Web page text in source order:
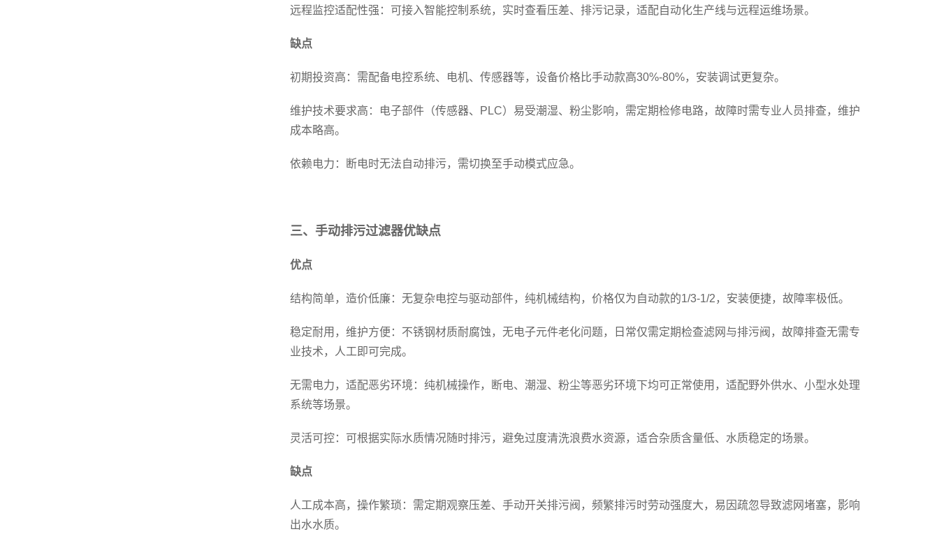
远程监控适配性强：可接入智能控制系统，实时查看压差、排污记录，适配自动化生产线与远程运维场景。
缺点
初期投资高：需配备电控系统、电机、传感器等，设备价格比手动款高30%-80%，安装调试更复杂。
维护技术要求高：电子部件（传感器、PLC）易受潮湿、粉尘影响，需定期检修电路，故障时需专业人员排查，维护
成本略高。
依赖电力：断电时无法自动排污，需切换至手动模式应急。
三、手动排污过滤器优缺点
优点
结构简单，造价低廉：无复杂电控与驱动部件，纯机械结构，价格仅为自动款的1/3-1/2，安装便捷，故障率极低。
稳定耐用，维护方便：不锈钢材质耐腐蚀，无电子元件老化问题，日常仅需定期检查滤网与排污阀，故障排查无需专
业技术，人工即可完成。
无需电力，适配恶劣环境：纯机械操作，断电、潮湿、粉尘等恶劣环境下均可正常使用，适配野外供水、小型水处理
系统等场景。
灵活可控：可根据实际水质情况随时排污，避免过度清洗浪费水资源，适合杂质含量低、水质稳定的场景。
缺点
人工成本高，操作繁琐：需定期观察压差、手动开关排污阀，频繁排污时劳动强度大，易因疏忽导致滤网堵塞，影响
出水水质。